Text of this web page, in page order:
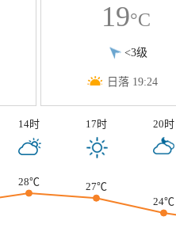
19°C
<3级
日落 19:24
14时 17时 20时
28℃
27℃
24℃